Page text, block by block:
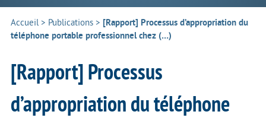
Accueil> Publications > [Rapport] Processus d’appropriation du
téléphone portable professionnel chez (…)
[Rapport] Processus
d’appropriation du téléphone